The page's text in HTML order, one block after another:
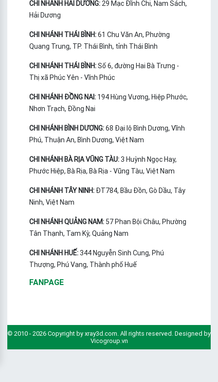
CHI NHÁNH HẢI DƯƠNG: 29 Mạc Đĩnh Chi, Nam Sách,
Hải Dương
CHI NHÁNH THÁI BÌNH:61 Chu Văn An, Phường
Quang Trung, TP. Thái Bình, tỉnh Thái Bình
CHI NHÁNH THÁI BÌNH:Số 6, đường Hai Bà Trưng -
Thị xã Phúc Yên - Vĩnh Phúc
CHI NHÁNH ĐỒNG NAI: 194 Hùng Vương, Hiệp Phước,
Nhơn Trạch, Đồng Nai
CHI NHÁNH BÌNH DƯƠNG:68 Đại lộ Bình Dương, Vĩnh
Phú, Thuận An, Bình Dương, Việt Nam
CHI NHÁNH BÀ RỊA VŨNG TÀU:3 Huỳnh Ngọc Hay,
Phước Hiệp, Bà Rịa, Bà Rịa - Vũng Tàu, Việt Nam
CHI NHÁNH TÂY NINH: ĐT784, Bầu Đồn, Gò Dầu, Tây
Ninh, Việt Nam
CHI NHÁNH QUẢNG NAM: 57 Phan Bội Châu, Phường
Tân Thạnh, Tam Kỳ, Quảng Nam
CHI NHÁNH HUẾ:344 Nguyễn Sinh Cung, Phú
Thượng, Phú Vang, Thành phố Huế
FANPAGE
© 2010 - 2026 Copyright by xray3d.com. All rights reserved. Designed by
Vicogroup.vn